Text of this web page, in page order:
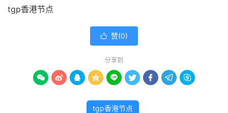
tgp香港节点
 赞(0)
分享到
        
tgp香港节点